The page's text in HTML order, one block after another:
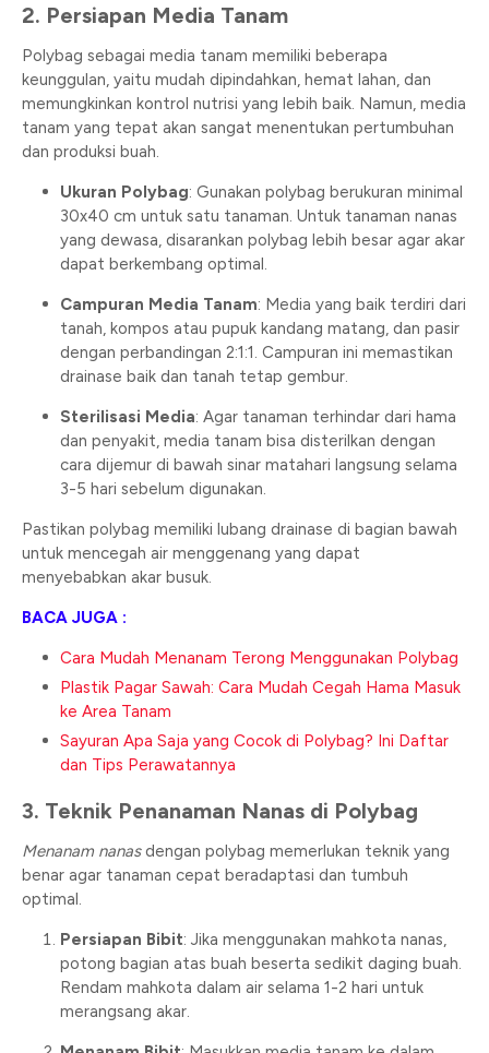
2. Persiapan Media Tanam
Polybag sebagai media tanam memiliki beberapa
keunggulan, yaitu mudah dipindahkan, hemat lahan, dan
memungkinkan kontrol nutrisi yang lebih baik. Namun, media
tanam yang tepat akan sangat menentukan pertumbuhan
dan produksi buah.
Ukuran Polybag: Gunakan polybag berukuran minimal
30x40 cm untuk satu tanaman. Untuk tanaman nanas
yang dewasa, disarankan polybag lebih besar agar akar
dapat berkembang optimal.
Campuran Media Tanam: Media yang baik terdiri dari
tanah, kompos atau pupuk kandang matang, dan pasir
dengan perbandingan 2:1:1. Campuran ini memastikan
drainase baik dan tanah tetap gembur.
Sterilisasi Media: Agar tanaman terhindar dari hama
dan penyakit, media tanam bisa disterilkan dengan
cara dijemur di bawah sinar matahari langsung selama
3-5 hari sebelum digunakan.
Pastikan polybag memiliki lubang drainase di bagian bawah
untuk mencegah air menggenang yang dapat
menyebabkan akar busuk.
BACA JUGA :
Cara Mudah Menanam Terong Menggunakan Polybag
Plastik Pagar Sawah: Cara Mudah Cegah Hama Masuk
ke Area Tanam
Sayuran Apa Saja yang Cocok di Polybag? Ini Daftar
dan Tips Perawatannya
3. Teknik Penanaman Nanas di Polybag
Menanam nanasdengan polybag memerlukan teknik yang
benar agar tanaman cepat beradaptasi dan tumbuh
optimal.
Persiapan Bibit: Jika menggunakan mahkota nanas,
potong bagian atas buah beserta sedikit daging buah.
Rendam mahkota dalam air selama 1-2 hari untuk
merangsang akar.